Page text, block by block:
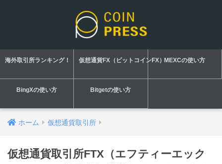
海外取引所ランキング！ 仮想通貨FX（ビットコインFX）MEXCの使い方
BingXの使い方 Bitgetの使い方
ホーム 仮想通貨取引所
仮想通貨取引所FTX（エフティーエック